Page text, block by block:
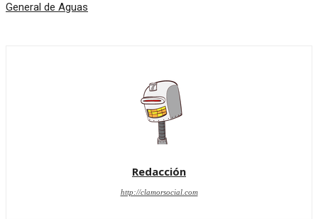
General de Aguas
Redacción
http://clamorsocial.com